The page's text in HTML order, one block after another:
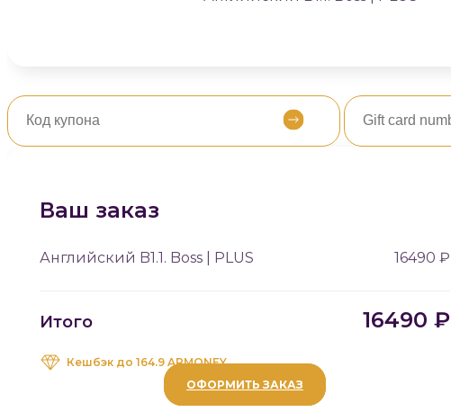
Ваш заказ
Английский B1.1. Boss | PLUS 16490 ₽
Итого 16490 ₽
Кешбэк до 164.9 ARMONEY
ОФОРМИТЬ ЗАКАЗ